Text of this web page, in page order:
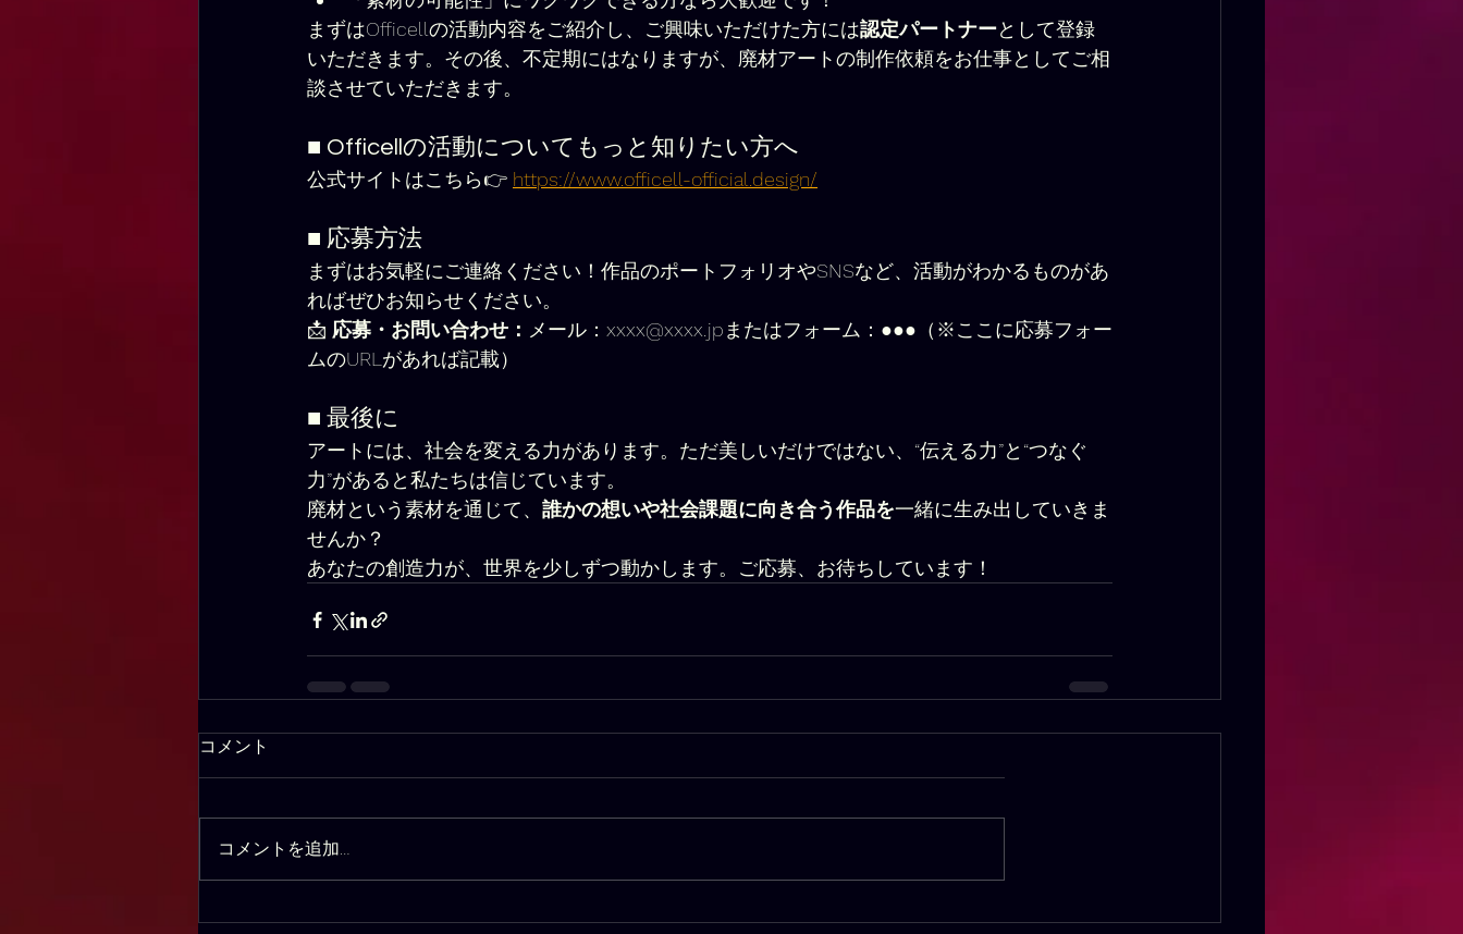
まずはOfficellの活動内容をご紹介し、ご興味いただけた方には認定パートナーとして登録
いただきます。その後、不定期にはなりますが、廃材アートの制作依頼をお仕事としてご相
談させていただきます。
■ Officellの活動についてもっと知りたい方へ
公式サイトはこちら👉 https://www.officell-official.design/
■ 応募方法
まずはお気軽にご連絡ください！作品のポートフォリオやSNSなど、活動がわかるものがあ
ればぜひお知らせください。
📩 応募・お問い合わせ： メール：xxxx@xxxx.jpまたはフォーム：●●●（※ここに応募フォー
ムのURLがあれば記載）
■ 最後に
アートには、社会を変える力があります。ただ美しいだけではない、“伝える力”と“つなぐ
力”があると私たちは信じています。
廃材という素材を通じて、 誰かの想いや社会課題に向き合う作品を一緒に生み出していきま
せんか？
あなたの創造力が、世界を少しずつ動かします。ご応募、お待ちしています！
コメント
コメントを追加…